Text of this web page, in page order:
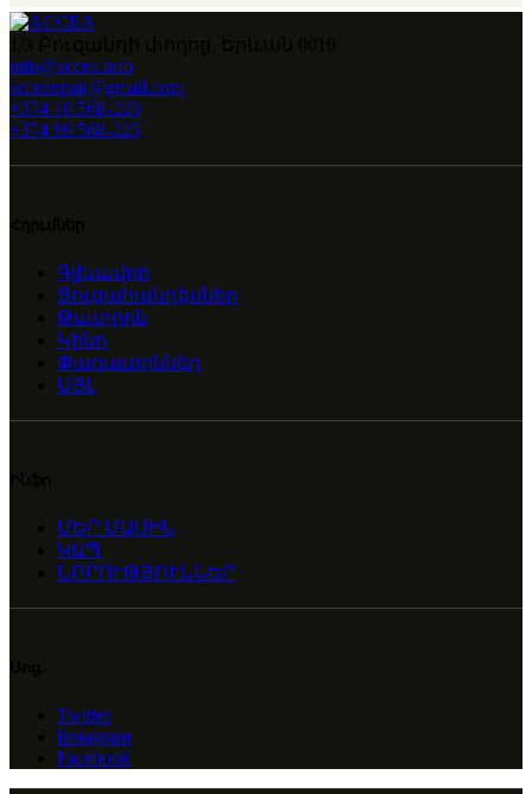
info@accea.info
acceanpak@gmail.com
+374 10 568-225
+374 99 568-225
Գլխավոր
Ցուցահանդեսներ
Թատրոն
Կինո
Փառատոններ
ԱՅԼ
ՄԵՐ ՄԱՍԻՆ
ԿԱՊ
ՆՈՐՈՒԹՅՈՒՆՆԵՐ
Twitter
Instagram
Facebook